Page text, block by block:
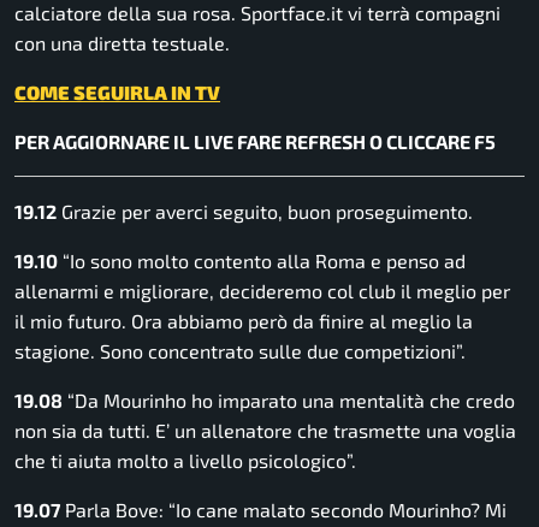
calciatore della sua rosa. Sportface.it vi terrà compagni
con una diretta testuale.
COME SEGUIRLA IN TV
PER AGGIORNARE IL LIVE FARE REFRESH O CLICCARE F5
19.12 Grazie per averci seguito, buon proseguimento.
19.10 “Io sono molto contento alla Roma e penso ad
allenarmi e migliorare, decideremo col club il meglio per
il mio futuro. Ora abbiamo però da finire al meglio la
stagione. Sono concentrato sulle due competizioni”.
19.08 “Da Mourinho ho imparato una mentalità che credo
non sia da tutti. E’ un allenatore che trasmette una voglia
che ti aiuta molto a livello psicologico”.
19.07 Parla Bove: “Io cane malato secondo Mourinho? Mi